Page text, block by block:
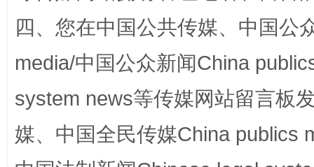
国家大学科技园优化重塑工作
四、您在中国公共传媒、中国公
media/中国公众新闻China
system news等传媒网站留言板
媒、中国全民传媒China publics